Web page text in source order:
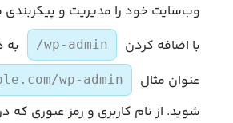
وب‌سایت خود را مدیریت و پیکربندی
با اضافه کردن
/wp-admin
به
عنوان مثال
wp-admin
شوید. از نام کاربری و رمز عبوری که